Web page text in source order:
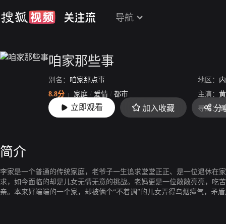
导航
咱家那些事
别名： 咱家那点事 地区：
8.8分
家庭 / 爱情 / 都市 主演：
上映： 2011-11-24 导演：
立即观看 加入收藏 分
简介
李家是一个普通的传统家庭，老爷子一生追求堂堂正正、是一位退休在
求，如今面临的却是儿女无情无意的挑战。老妈更是一位敞敞亮亮，吃
亲。本来好端端的一个家，却被俩个“不着调”的儿女弄得乌烟瘴气，矛